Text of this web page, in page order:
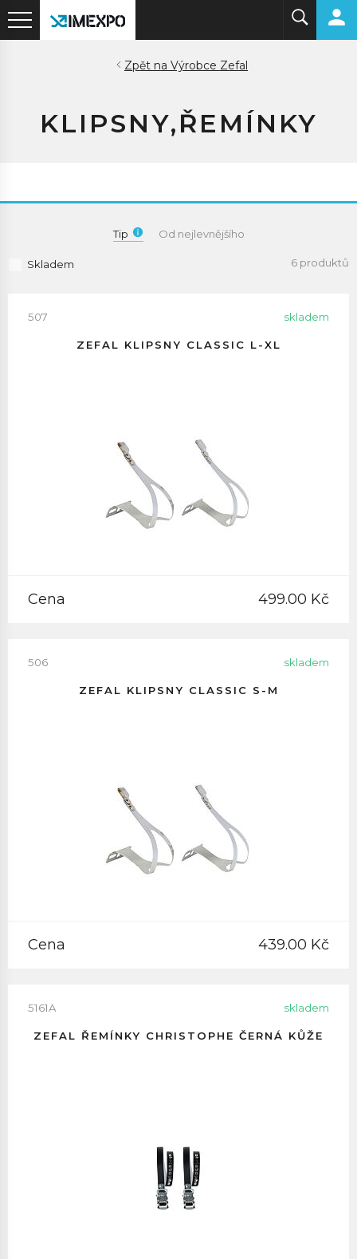
Výrobce Zefal
KLIPSNY,ŘEMÍNKY
Tip Od nejlevnějšího
Skladem 6 produktů
507 skladem
ZEFAL KLIPSNY CLASSIC L-XL
Cena 499.00 Kč
506 skladem
ZEFAL KLIPSNY CLASSIC S-M
Cena 439.00 Kč
5161A skladem
ZEFAL ŘEMÍNKY CHRISTOPHE ČERNÁ KŮŽE